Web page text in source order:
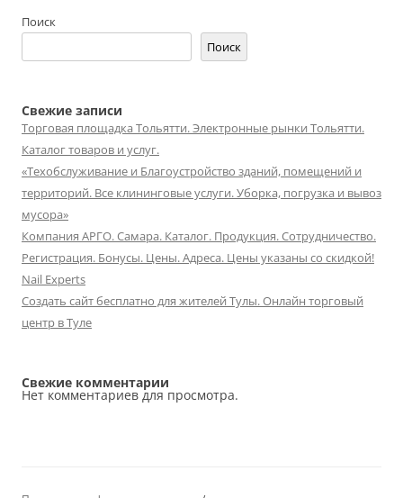
Поиск
Поиск
Свежие записи
Торговая площадка Тольятти. Электронные рынки Тольятти.
Каталог товаров и услуг.
«Техобслуживание и Благоустройство зданий, помещений и
территорий. Все клининговые услуги. Уборка, погрузка и вывоз
мусора»
Компания АРГО. Самара. Каталог. Продукция. Сотрудничество.
Регистрация. Бонусы. Цены. Адреса. Цены указаны со скидкой!
Nail Experts
Создать сайт бесплатно для жителей Тулы. Онлайн торговый
центр в Туле
Свежие комментарии
Нет комментариев для просмотра.